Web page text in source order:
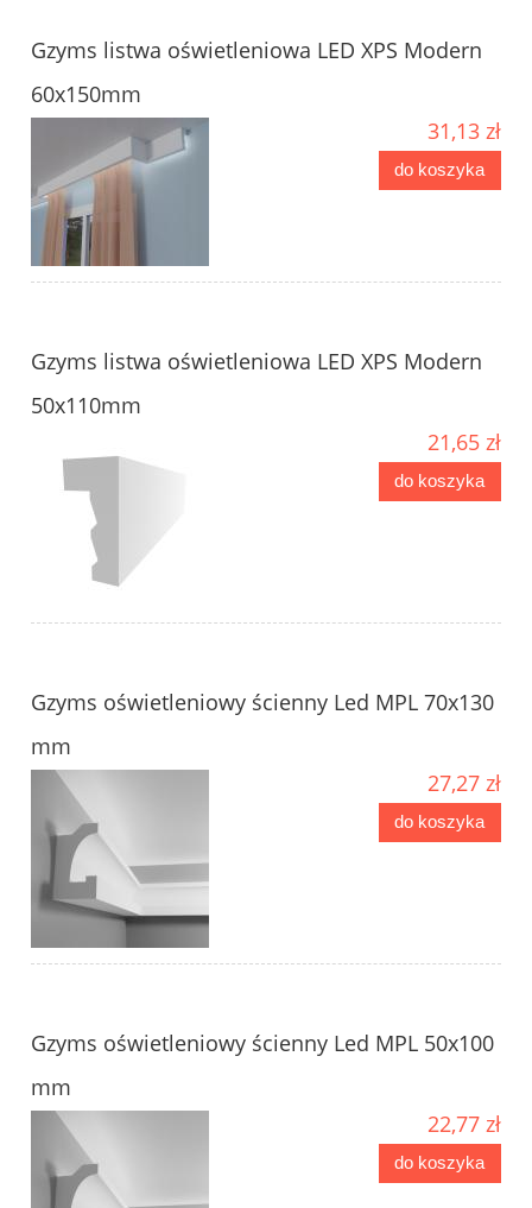
Gzyms listwa oświetleniowa LED XPS Modern
60x150mm
31,13 zł
do koszyka
Gzyms listwa oświetleniowa LED XPS Modern
50x110mm
21,65 zł
do koszyka
Gzyms oświetleniowy ścienny Led MPL 70x130
mm
27,27 zł
do koszyka
Gzyms oświetleniowy ścienny Led MPL 50x100
mm
22,77 zł
do koszyka